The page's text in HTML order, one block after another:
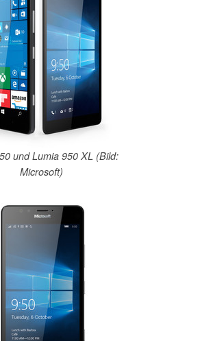
und Lumia 950 XL (Bild:
Microsoft)